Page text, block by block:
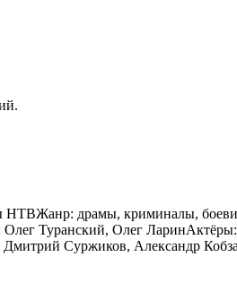
НТВЖанр: драмы, криминалы,
Олег Туранский, Олег ЛаринАктёры:
Суржиков, Александр